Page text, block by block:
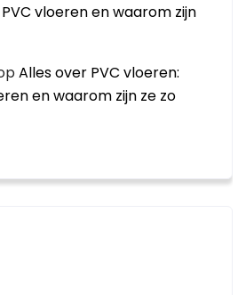
vloeren en waarom zijn
Alles over PVC vloeren:
en waarom zijn ze zo